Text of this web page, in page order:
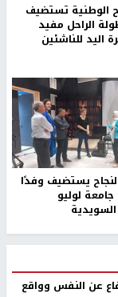
الوطنية تستضيف
الراحل مفيد
اليد للناشئين
يستضيف وفدًا
لوليو
السويدية
عن النفس وواقع